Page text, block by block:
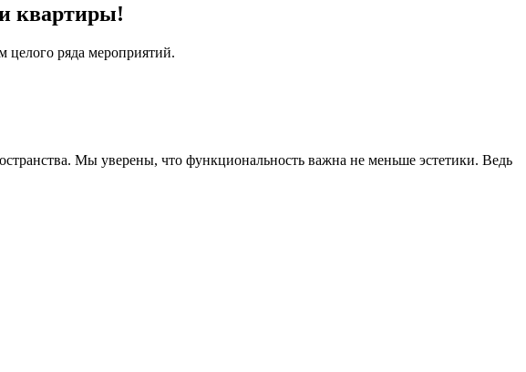
квартиры!
целого ряда мероприятий.
Мы уверены, что функциональность важна не меньше эстетики. Ведь